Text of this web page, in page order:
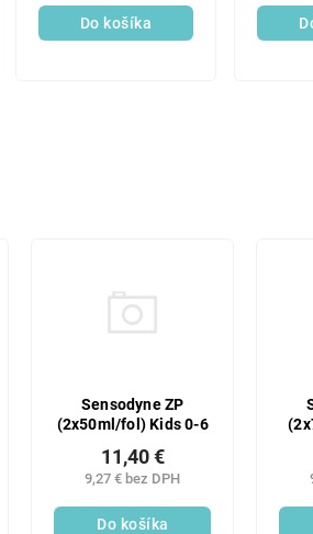
Do košíka
Sensodyne ZP
(2x50ml/fol) Kids 0-6
9,27 € bez DPH
11,40 €
Do košíka